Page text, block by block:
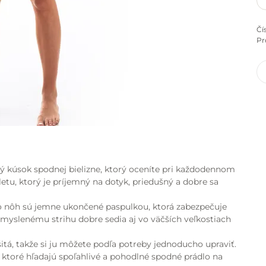
kúsok spodnej bielizne, ktorý oceníte pri každodennom
ktorý je príjemný na dotyk, priedušný a dobre sa
sú jemne ukončené paspulkou, ktorá zabezpečuje
strihu dobre sedia aj vo väčších veľkostiach
takže si ju môžete podľa potreby jednoducho upraviť.
hľadajú spoľahlivé a pohodlné spodné prádlo na